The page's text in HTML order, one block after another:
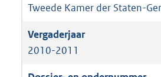
Tweede Kamer der Staten-
2010-2011